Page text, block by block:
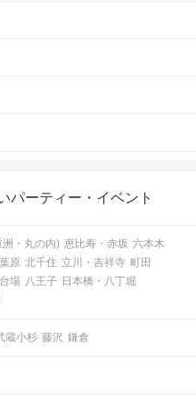
♪
ついて
パーティー・イベント
洲・丸の内) 恵比寿・赤坂 六本木
原 北千住 立川・吉祥寺 町田
場 八王子 日本橋・八丁堀
蔵小杉 藤沢 鎌倉